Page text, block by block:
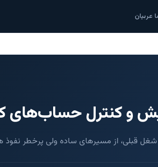
عربیان
شغل قبلی، از مسیرهای ساده ولی پرخطر